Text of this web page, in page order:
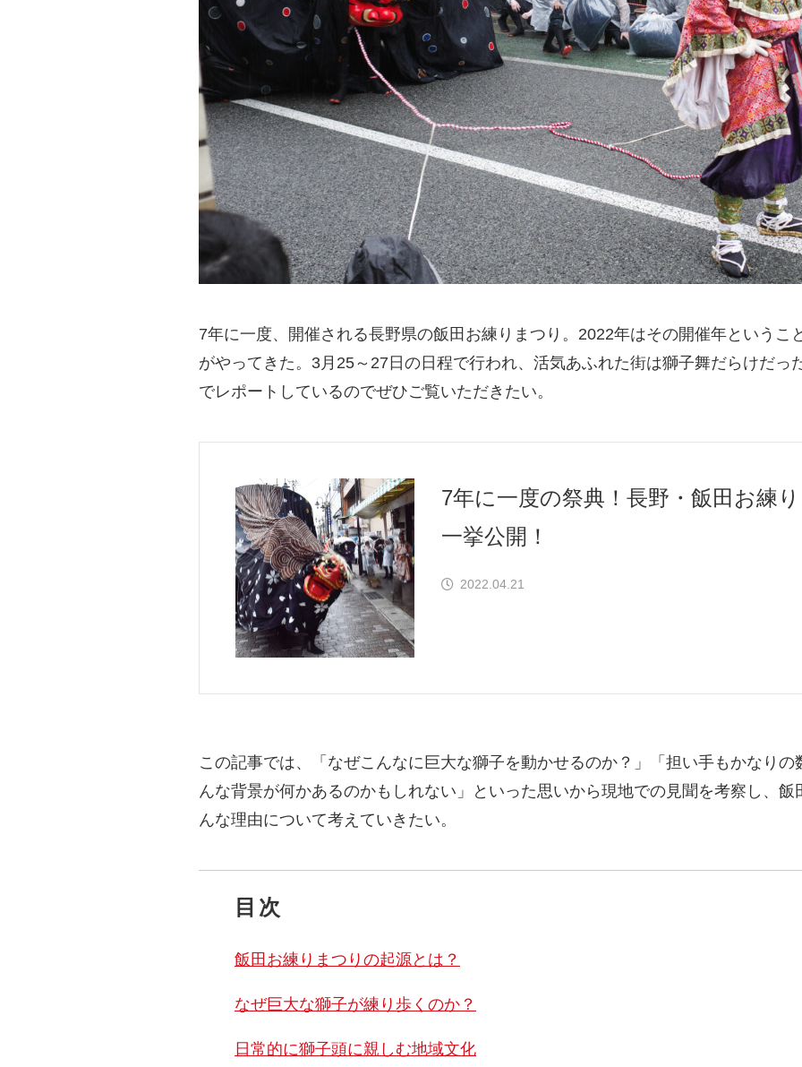
7年に一度、開催される長野県の飯田お練りまつり。2022年はその開催年というこ
がやってきた。3月25～27日の日程で行われ、活気あふれた街は獅子舞だらけだっ
でレポートしているのでぜひご覧いただきたい。
7年に一度の祭典！長野・飯田お練
一挙公開！
2022.04.21
この記事では、「なぜこんなに巨大な獅子を動かせるのか？」「担い手もかなり
んな背景が何かあるのかもしれない」といった思いから現地での見聞を考察し、
んな理由について考えていきたい。
目次
飯田お練りまつりの起源とは？
なぜ巨大な獅子が練り歩くのか？
日常的に獅子頭に親しむ地域文化